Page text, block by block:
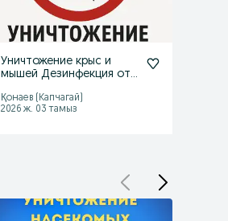
Уничтожение крыс и
мышей Дезинфекция от
Қонаев (Капчагай)
2026 ж. 03 тамыз